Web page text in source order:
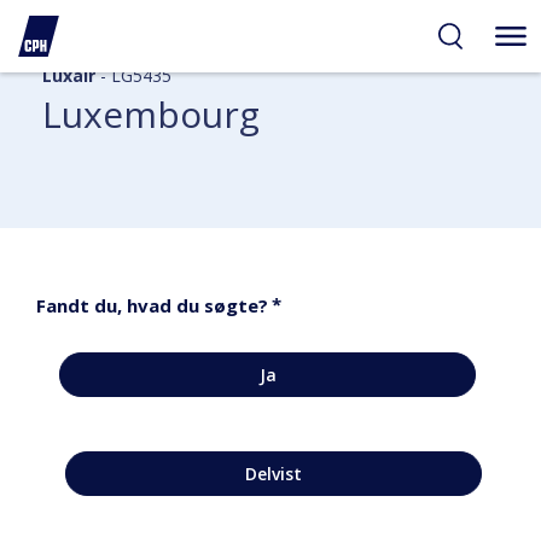
Luxair- LG5435
Luxembourg
Fandt du, hvad du søgte? *
Ja
Delvist